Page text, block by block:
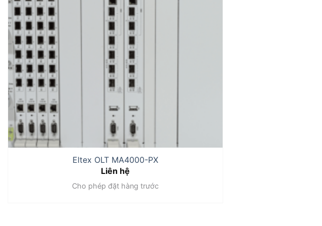
Eltex OLT MA4000-PX
Liên hệ
Cho phép đặt hàng trước